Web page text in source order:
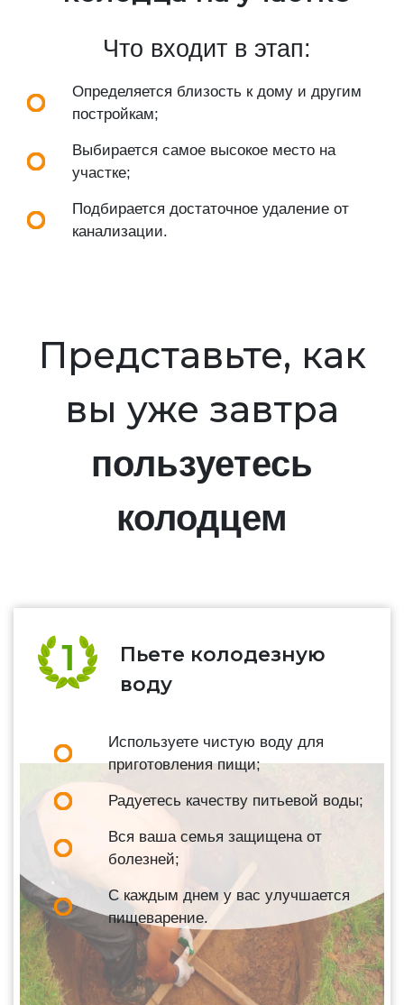
Что входит в этап:
Определяется близость к дому и другим
постройкам;
Выбирается самое высокое место на
участке;
Подбирается достаточное удаление от
канализации.
Представьте, как
вы уже завтра
пользуетесь
колодцем
Пьете колодезную
воду
Используете чистую воду для
приготовления пищи;
Радуетесь качеству питьевой воды;
Вся ваша семья защищена от
болезней;
С каждым днем у вас улучшается
пищеварение.